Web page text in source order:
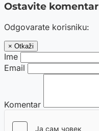
Ostavite komentar
Odgovarate korisniku:
× Otkaži
Ime
Email
Komentar